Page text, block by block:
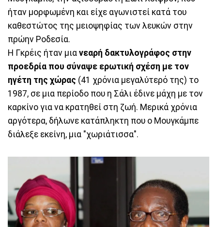
ήταν μορφωμένη και είχε αγωνιστεί κατά του
καθεστώτος της μειοψηφίας των λευκών στην
πρώην Ροδεσία.
Η Γκρέις ήταν μια νεαρή δακτυλογράφος στην
προεδρία που σύναψε ερωτική σχέση με τον
ηγέτη της χώρας (41 χρόνια μεγαλύτερό της) το
1987, σε μια περίοδο που η Σάλι έδινε μάχη με τον
καρκίνο για να κρατηθεί στη ζωή. Μερικά χρόνια
αργότερα, δήλωνε κατάπληκτη που ο Μουγκάμπε
διάλεξε εκείνη, μια "χωριάτισσα".